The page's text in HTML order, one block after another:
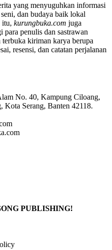
yang menyuguhkan informasi
dan budaya baik lokal
itu, kurungbuka.com juga
para penulis dan sastrawan
kiriman karya berupa
resensi, dan catatan perjalanan
No. 40, Kampung Ciloang,
Kota Serang, Banten 42118.
PUBLISHING!